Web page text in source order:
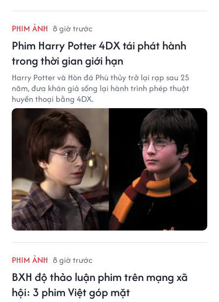
PHIM ẢNH 8 giờ trước
Phim Harry Potter 4DX tái phát hành
trong thời gian giới hạn
Harry Potter và Hòn đá Phù thủy trở lại rạp sau 25
năm, đưa khán giả sống lại hành trình phép thuật
huyền thoại bằng 4DX.
PHIM ẢNH 8 giờ trước
BXH độ thảo luận phim trên mạng xã
hội: 3 phim Việt góp mặt